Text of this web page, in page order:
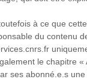
à ce que
du contenu
le chapitre
ses abonné.e.s